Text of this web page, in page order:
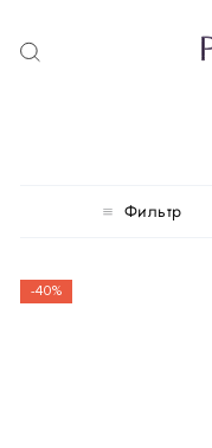
Фильтр
-40%